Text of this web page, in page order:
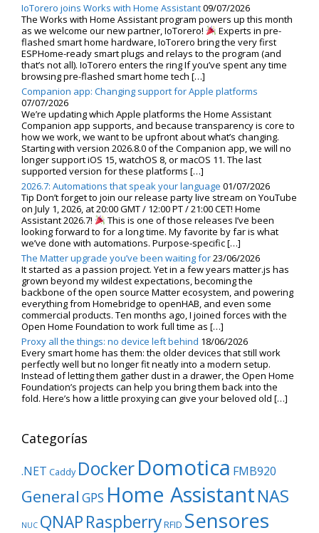
IoTorero joins Works with Home Assistant09/07/2026
The Works with Home Assistant program powers up this month
as we welcome our new partner, IoTorero!
Experts in pre-
flashed smart home hardware, IoTorero bring the very first
ESPHome-ready smart plugs and relays to the program (and
that’s not all). IoTorero enters the ring If you’ve spent any time
browsing pre-flashed smart home tech […]
Companion app: Changing support for Apple platforms
07/07/2026
We’re updating which Apple platforms the Home Assistant
Companion app supports, and because transparency is core to
how we work, we want to be upfront about what’s changing.
Starting with version 2026.8.0 of the Companion app, we will no
longer support iOS 15, watchOS 8, or macOS 11. The last
supported version for these platforms […]
2026.7: Automations that speak your language 01/07/2026
Tip Don’t forget to join our release party live stream on YouTube
on July 1, 2026, at 20:00 GMT / 12:00 PT / 21:00 CET! Home
Assistant 2026.7!
This is one of those releases I’ve been
looking forward to for a long time. My favorite by far is what
we’ve done with automations. Purpose-specific […]
The Matter upgrade you’ve been waiting for23/06/2026
It started as a passion project. Yet in a few years matter.js has
grown beyond my wildest expectations, becoming the
backbone of the open source Matter ecosystem, and powering
everything from Homebridge to openHAB, and even some
commercial products. Ten months ago, I joined forces with the
Open Home Foundation to work full time as […]
Proxy all the things: no device left behind 18/06/2026
Every smart home has them: the older devices that still work
perfectly well but no longer fit neatly into a modern setup.
Instead of letting them gather dust in a drawer, the Open Home
Foundation’s projects can help you bring them back into the
fold. Here’s how a little proxying can give your beloved old […]
Categorías
.NET Caddy DockerDomotica FMB920
General GPS Home AssistantNAS
NUC QNAPRaspberryRFID Sensores